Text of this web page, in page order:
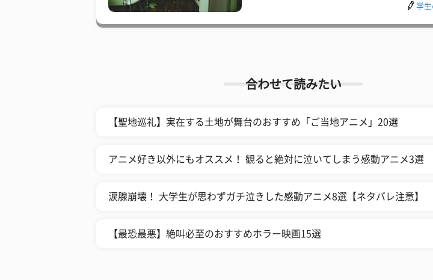
学生
合わせて読みたい
【聖地巡礼】実在する土地が舞台のおすすめ「ご当地アニメ」20選
アニメ好き以外にもオススメ！ 観ると絶対に泣いてしまう感動アニメ3選
涙腺崩壊！ 大学生が思わずガチ泣きした感動アニメ8選【ネタバレ注意】
【最恐最悪】絶叫必至のおすすめホラー映画15選